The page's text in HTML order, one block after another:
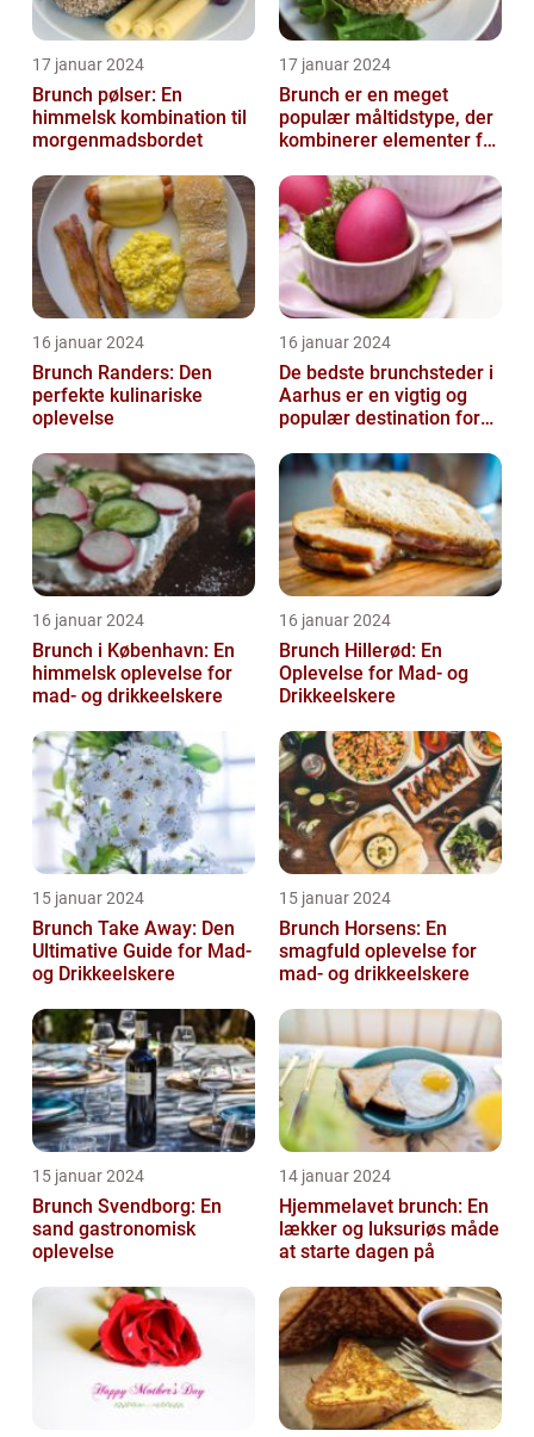
17 januar 2024
Brunch pølser: En
himmelsk kombination til
morgenmadsbordet
17 januar 2024
Brunch er en meget
populær måltidstype, der
kombinerer elementer fra
16 januar 2024
Brunch Randers: Den
perfekte kulinariske
oplevelse
16 januar 2024
De bedste brunchsteder i
Aarhus er en vigtig og
populær destination for
byen...
16 januar 2024
Brunch i København: En
himmelsk oplevelse for
mad- og drikkeelskere
16 januar 2024
Brunch Hillerød: En
Oplevelse for Mad- og
Drikkeelskere
15 januar 2024
Brunch Take Away: Den
Ultimative Guide for Mad-
og Drikkeelskere
15 januar 2024
Brunch Horsens: En
smagfuld oplevelse for
mad- og drikkeelskere
15 januar 2024
Brunch Svendborg: En
sand gastronomisk
oplevelse
14 januar 2024
Hjemmelavet brunch: En
lækker og luksuriøs måde
at starte dagen på